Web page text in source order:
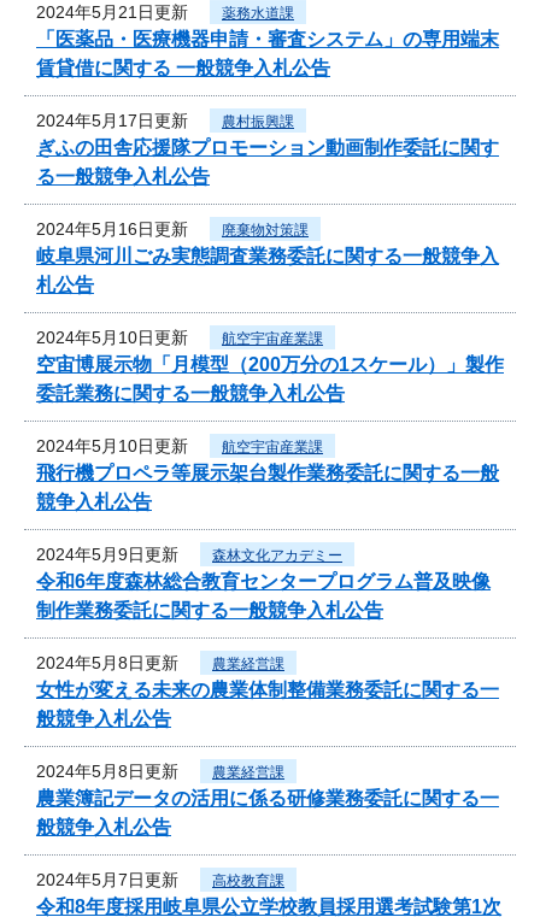
2024年5月21日更新 薬務水道課
「医薬品・医療機器申請・審査システム」の専用端末
賃貸借に関する 一般競争入札公告
2024年5月17日更新 農村振興課
ぎふの田舎応援隊プロモーション動画制作委託に関す
る一般競争入札公告
2024年5月16日更新 廃棄物対策課
岐阜県河川ごみ実態調査業務委託に関する一般競争入
札公告
2024年5月10日更新 航空宇宙産業課
空宙博展示物「月模型（200万分の1スケール）」製作
委託業務に関する一般競争入札公告
2024年5月10日更新 航空宇宙産業課
飛行機プロペラ等展示架台製作業務委託に関する一般
競争入札公告
2024年5月9日更新 森林文化アカデミー
令和6年度森林総合教育センタープログラム普及映像
制作業務委託に関する一般競争入札公告
2024年5月8日更新 農業経営課
女性が変える未来の農業体制整備業務委託に関する一
般競争入札公告
2024年5月8日更新 農業経営課
農業簿記データの活用に係る研修業務委託に関する一
般競争入札公告
2024年5月7日更新 高校教育課
令和8年度採用岐阜県公立学校教員採用選考試験第1次